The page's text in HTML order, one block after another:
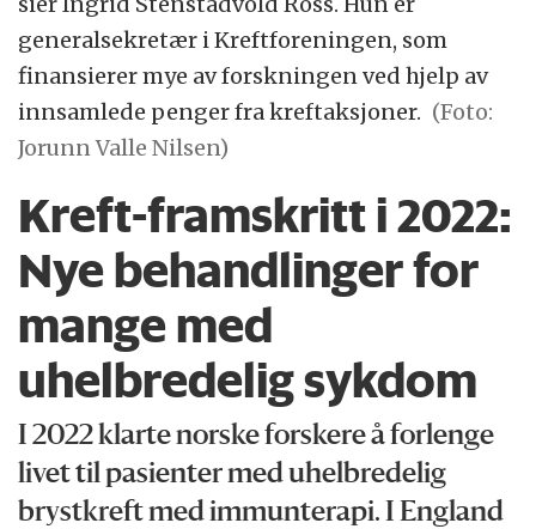
generalsekretær i Kreftforeningen, som
finansierer mye av forskningen ved hjelp av
innsamlede penger fra kreftaksjoner. (Foto:
Jorunn Valle Nilsen)
Kreft-framskritt i 2022:
Nye behandlinger for
mange med
uhelbredelig sykdom
I 2022 klarte norske forskere å forlenge
livet til pasienter med uhelbredelig
brystkreft med immunterapi. I England